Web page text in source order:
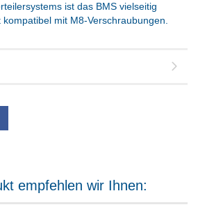
ist das BMS vielseitig
mit M8-Verschraubungen.
empfehlen wir Ihnen: